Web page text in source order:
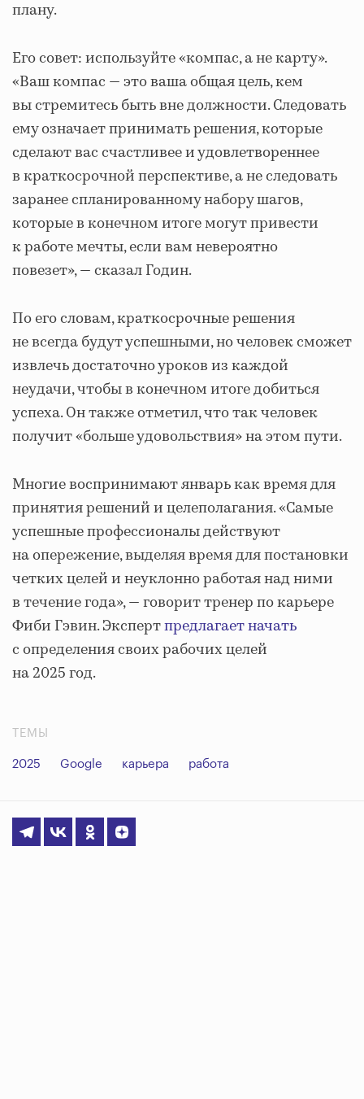
плану.
Его совет: используйте «компас, а не карту».
«Ваш компас — это ваша общая цель, кем
вы стремитесь быть вне должности. Следовать
ему означает принимать решения, которые
сделают вас счастливее и удовлетвореннее
в краткосрочной перспективе, а не следовать
заранее спланированному набору шагов,
которые в конечном итоге могут привести
к работе мечты, если вам невероятно
повезет», — сказал Годин.
По его словам, краткосрочные решения
не всегда будут успешными, но человек сможет
извлечь достаточно уроков из каждой
неудачи, чтобы в конечном итоге добиться
успеха. Он также отметил, что так человек
получит «больше удовольствия» на этом пути.
Многие воспринимают январь как время для
принятия решений и целеполагания. «Самые
успешные профессионалы действуют
на опережение, выделяя время для постановки
четких целей и неуклонно работая над ними
в течение года», — говорит тренер по карьере
Фиби Гэвин. Экспертпредлагает начать
с определения своих рабочих целей
на 2025 год.
ТЕМЫ
2025 Google карьера работа